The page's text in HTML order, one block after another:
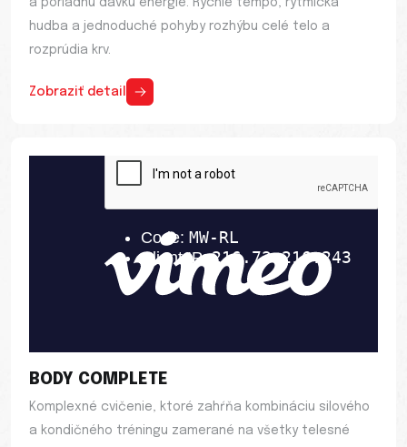
a poriadnu dávku energie. Rýchle tempo, rytmická
hudba a jednoduché pohyby rozhýbu celé telo a
rozprúdia krv.
Zobraziť detail
BODY COMPLETE
Komplexné cvičenie, ktoré zahŕňa kombináciu silového
a kondičného tréningu zamerané na všetky telesné